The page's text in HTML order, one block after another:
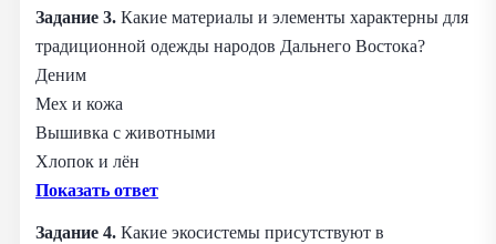
Задание 3. Какие материалы и элементы характерны для
традиционной одежды народов Дальнего Востока?
Деним
Мех и кожа
Вышивка с животными
Хлопок и лён
Показать ответ
Задание 4. Какие экосистемы присутствуют в